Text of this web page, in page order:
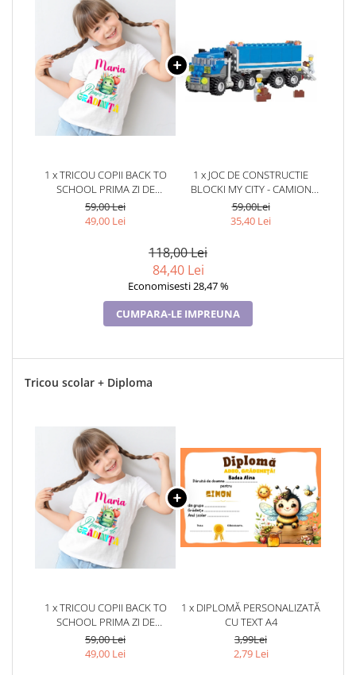
1 x TRICOU COPII BACK TO
SCHOOL PRIMA ZI DE
GRADINITA ABS11213
59,00 Lei
49,00 Lei
1 x JOC DE CONSTRUCTIE
BLOCKI MY CITY - CAMION
(163 PIESE)
59,00Lei
35,40 Lei
118,00 Lei
84,40 Lei
Economisesti 28,47 %
CUMPARA-LE IMPREUNA
Tricou scolar + Diploma
1 x TRICOU COPII BACK TO
SCHOOL PRIMA ZI DE
GRADINITA ABS11213
59,00 Lei
49,00 Lei
1 x DIPLOMĂ PERSONALIZATĂ
CU TEXT A4
3,99Lei
2,79 Lei